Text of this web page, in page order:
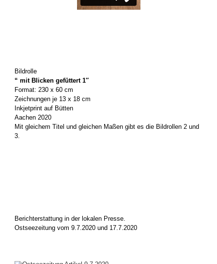
Bildrolle
“ mit Blicken gefüttert 1″
Format: 230 x 60 cm
Zeichnungen je 13 x 18 cm
Inkjetprint auf Bütten
Aachen 2020
Mit gleichem Titel und gleichen Maßen gibt es die Bildrollen 2 und
3.
Berichterstattung in der lokalen Presse.
Ostseezeitung vom 9.7.2020 und 17.7.2020